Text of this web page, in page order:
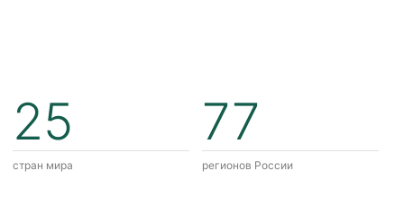
25
стран мира
77
регионов России